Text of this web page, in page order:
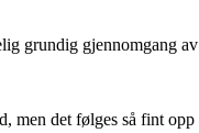
grundig gjennomgang
men det følges så fint